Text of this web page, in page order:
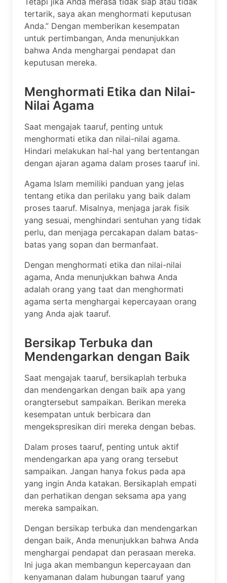
tertarik, saya akan menghormati keputusan
Anda.” Dengan memberikan kesempatan
untuk pertimbangan, Anda menunjukkan
bahwa Anda menghargai pendapat dan
keputusan mereka.
Menghormati Etika dan Nilai-
Nilai Agama
Saat mengajak taaruf, penting untuk
menghormati etika dan nilai-nilai agama.
Hindari melakukan hal-hal yang bertentangan
dengan ajaran agama dalam proses taaruf ini.
Agama Islam memiliki panduan yang jelas
tentang etika dan perilaku yang baik dalam
proses taaruf. Misalnya, menjaga jarak fisik
yang sesuai, menghindari sentuhan yang tidak
perlu, dan menjaga percakapan dalam batas-
batas yang sopan dan bermanfaat.
Dengan menghormati etika dan nilai-nilai
agama, Anda menunjukkan bahwa Anda
adalah orang yang taat dan menghormati
agama serta menghargai kepercayaan orang
yang Anda ajak taaruf.
Bersikap Terbuka dan
Mendengarkan dengan Baik
Saat mengajak taaruf, bersikaplah terbuka
dan mendengarkan dengan baik apa yang
orangtersebut sampaikan. Berikan mereka
kesempatan untuk berbicara dan
mengekspresikan diri mereka dengan bebas.
Dalam proses taaruf, penting untuk aktif
mendengarkan apa yang orang tersebut
sampaikan. Jangan hanya fokus pada apa
yang ingin Anda katakan. Bersikaplah empati
dan perhatikan dengan seksama apa yang
mereka sampaikan.
Dengan bersikap terbuka dan mendengarkan
dengan baik, Anda menunjukkan bahwa Anda
menghargai pendapat dan perasaan mereka.
Ini juga akan membangun kepercayaan dan
kenyamanan dalam hubungan taaruf yang